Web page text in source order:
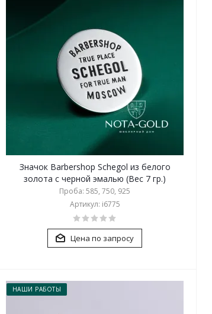
Значок Barbershop Schegol из белого
золота с черной эмалью (Вес 7 гр.)
Проба: 585, 750, 925
Артикул: i6775
Цена по запросу
НАШИ РАБОТЫ